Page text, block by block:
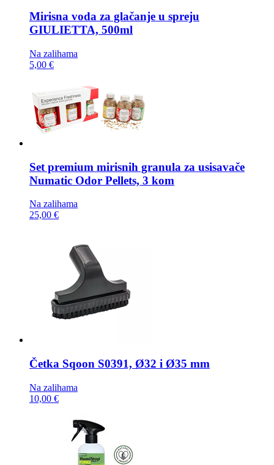
Mirisna voda za glačanje u spreju
GIULIETTA, 500ml
Na zalihama
5,00 €
Set premium mirisnih granula za usisavače
Numatic Odor Pellets, 3 kom
Na zalihama
25,00 €
Četka Sqoon S0391, Ø32 i Ø35 mm
Na zalihama
10,00 €